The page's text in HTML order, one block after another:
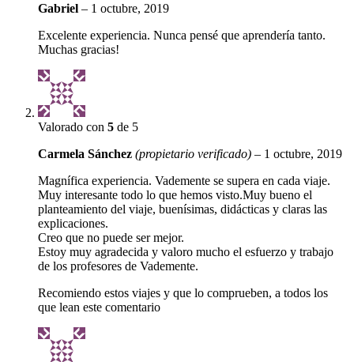
Gabriel – 1 octubre, 2019
Excelente experiencia. Nunca pensé que aprendería tanto.
Muchas gracias!
Valorado con 5 de 5
Carmela Sánchez (propietario verificado) – 1 octubre, 2019
Magnífica experiencia. Vademente se supera en cada viaje.
Muy interesante todo lo que hemos visto.Muy bueno el
planteamiento del viaje, buenísimas, didácticas y claras las
explicaciones.
Creo que no puede ser mejor.
Estoy muy agradecida y valoro mucho el esfuerzo y trabajo
de los profesores de Vademente.
Recomiendo estos viajes y que lo comprueben, a todos los
que lean este comentario